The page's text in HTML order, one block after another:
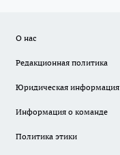
О нас
Редакционная политика
Юридическая информация
Информация о команде
Политика этики